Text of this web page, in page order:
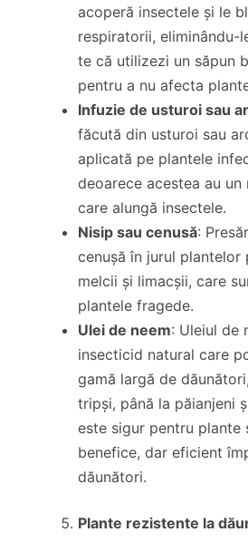
acoperă insectele și le
respiratorii, eliminându-
te că utilizezi un săpun
pentru a nu afecta
Infuzie de usturoi sau
făcută din usturoi sau
aplicată pe plantele
deoarece acestea au
care alungă insectele.
Nisip sau cenusă:
cenușă în jurul plantelor
melcii și limacșii, care
plantele fragede.
Ulei de neem: Uleiul de
insecticid natural care
gamă largă de
tripși, până la păianjeni
este sigur pentru plante
benefice, dar eficient
dăunători.
Plante rezistente la